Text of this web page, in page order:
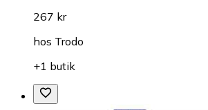
267 kr
hos Trodo
+1 butik